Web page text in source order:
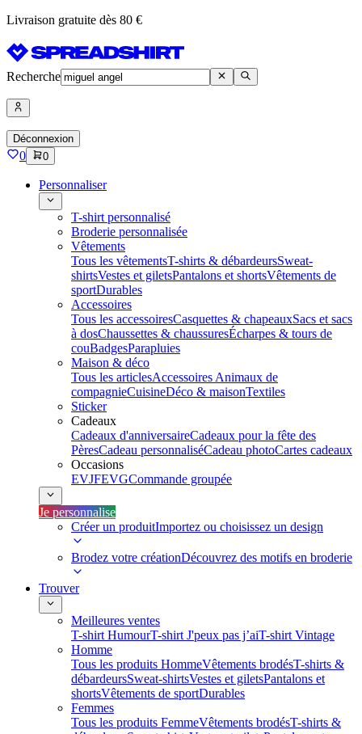
Livraison gratuite dès 80 €
Recherche
Déconnexion
0 0
Personnaliser
T-shirt personnalisé
Broderie personnalisée
Vêtements
Tous les vêtementsT-shirts & débardeursSweat-
shirtsVestes et giletsPantalons et shortsVêtements de
sportDurables
Accessoires
Tous les accessoiresCasquettes & chapeauxSacs et sacs
à dosChaussettes & chaussuresÉcharpes & tours de
couBadgesParapluies
Maison & déco
Tous les articlesAccessoires Animaux de
compagnieCuisineDéco & maisonTextiles
Sticker
Cadeaux
Cadeaux d'anniversaireCadeaux pour la fête des
PèresCadeau personnaliséCadeau photoCartes cadeaux
Occasions
EVJFEVGCommande groupée
Je personnalise
Créer un produitImportez ou choisissez un design
Brodez votre créationDécouvrez des motifs en broderie
Trouver
Meilleures ventes
T-shirt HumourT-shirt J'peux pas j’aiT-shirt Vintage
Homme
Tous les produits HommeVêtements brodésT-shirts &
débardeursSweat-shirtsVestes et giletsPantalons et
shortsVêtements de sportDurables
Femmes
Tous les produits FemmeVêtements brodésT-shirts &